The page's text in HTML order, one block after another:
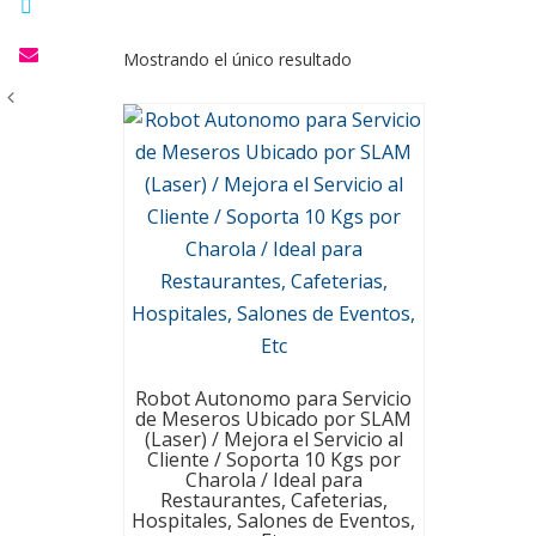
Mostrando el único resultado
Robot Autonomo para Servicio
de Meseros Ubicado por SLAM
(Laser) / Mejora el Servicio al
Cliente / Soporta 10 Kgs por
Charola / Ideal para
Restaurantes, Cafeterias,
Hospitales, Salones de Eventos,